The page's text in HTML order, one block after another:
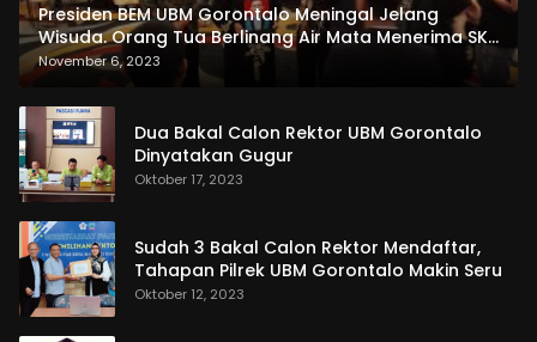
Presiden BEM UBM Gorontalo Meningal Jelang
Wisuda. Orang Tua Berlinang Air Mata Menerima SKL
dan Pemasangan Salempang
November 6, 2023
Dua Bakal Calon Rektor UBM Gorontalo
Dinyatakan Gugur
Oktober 17, 2023
Sudah 3 Bakal Calon Rektor Mendaftar,
Tahapan Pilrek UBM Gorontalo Makin Seru
Oktober 12, 2023